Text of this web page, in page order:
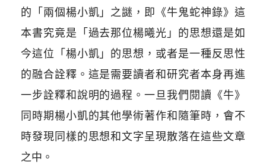
的「兩個楊小凱」之謎，即《牛鬼蛇神錄》這
本書究竟是「過去那位楊曦光」的思想還是如
今這位「楊小凱」的思想，或者是一種反思性
的融合詮釋。這是需要讀者和研究者本身再進
一步詮釋和說明的過程。一旦我們閱讀《牛》
同時期楊小凱的其他學術著作和隨筆時，會不
時發現同樣的思想和文字呈現散落在這些文章
之中。